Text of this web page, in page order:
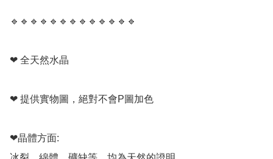
🔹️🔹️🔹️🔹️🔹️🔹️🔹️🔹️🔹️🔹️🔹️🔹️🔹️
❤ 全天然水晶
❤ 提供實物圖，絕對不會P圖加色
❤晶體方面: